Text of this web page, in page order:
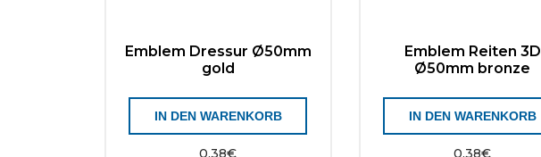
Emblem Dressur Ø50mm
gold
0,38€
IN DEN WARENKORB
Emblem Reiten 3D
Ø50mm bronze
0,38€
IN DEN WARENKORB